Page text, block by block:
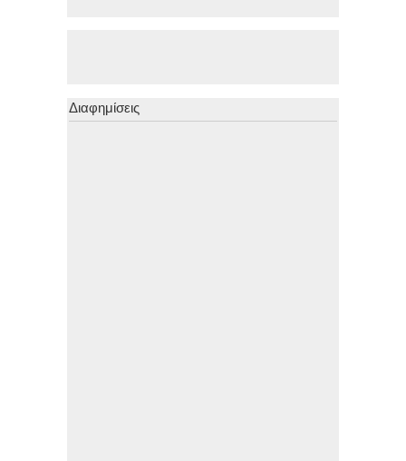
Διαφημίσεις